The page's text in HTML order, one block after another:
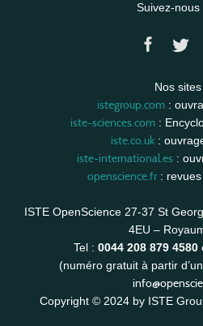
Suivez-nous
Nos sites
istegroup.com:
iste-sciences.com:
iste.co.uk :
iste-international.es:
openscience.fr: revues
ISTE OpenScience 27-37 St
4EU –
Tel : 0044 208 879 4580
(numéro gratuit à partir
Copyright © 2024 by ISTE